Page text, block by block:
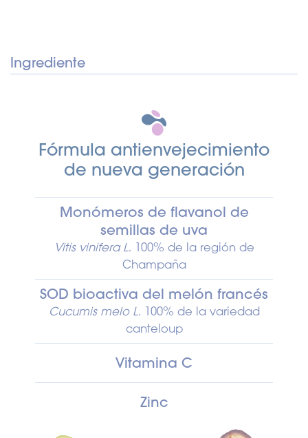
Ingrediente
Fórmula antienvejecimiento
de nueva generación
Monómeros de flavanol de
semillas de uva
Vitis vinifera L. 100% de la región de
Champaña
SOD bioactiva del melón francés
Cucumis melo L. 100% de la variedad
canteloup
Vitamina C
Zinc